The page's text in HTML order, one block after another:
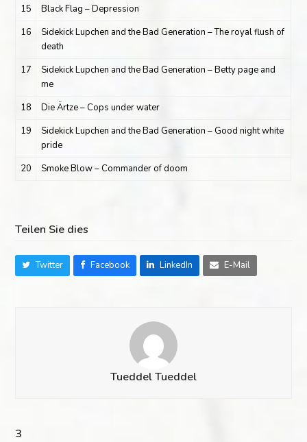
15
Black Flag – Depression
16
Sidekick Lupchen and the Bad Generation – The royal flush of
death
17
Sidekick Lupchen and the Bad Generation – Betty page and
me
18
Die Ärtze – Cops under water
19
Sidekick Lupchen and the Bad Generation – Good night white
pride
20
Smoke Blow – Commander of doom
Teilen Sie dies
Twitter Facebook LinkedIn E-Mail
Tueddel Tueddel
3